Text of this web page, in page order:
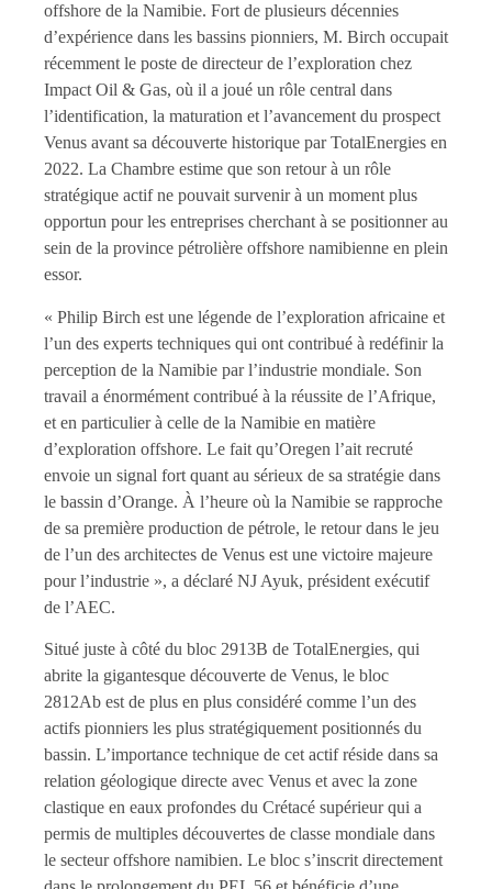
offshore de la Namibie. Fort de plusieurs décennies
d’expérience dans les bassins pionniers, M. Birch occupait
récemment le poste de directeur de l’exploration chez
Impact Oil & Gas, où il a joué un rôle central dans
l’identification, la maturation et l’avancement du prospect
Venus avant sa découverte historique par TotalEnergies en
2022. La Chambre estime que son retour à un rôle
stratégique actif ne pouvait survenir à un moment plus
opportun pour les entreprises cherchant à se positionner au
sein de la province pétrolière offshore namibienne en plein
essor.
« Philip Birch est une légende de l’exploration africaine et
l’un des experts techniques qui ont contribué à redéfinir la
perception de la Namibie par l’industrie mondiale. Son
travail a énormément contribué à la réussite de l’Afrique,
et en particulier à celle de la Namibie en matière
d’exploration offshore. Le fait qu’Oregen l’ait recruté
envoie un signal fort quant au sérieux de sa stratégie dans
le bassin d’Orange. À l’heure où la Namibie se rapproche
de sa première production de pétrole, le retour dans le jeu
de l’un des architectes de Venus est une victoire majeure
pour l’industrie », a déclaré NJ Ayuk, président exécutif
de l’AEC.
Situé juste à côté du bloc 2913B de TotalEnergies, qui
abrite la gigantesque découverte de Venus, le bloc
2812Ab est de plus en plus considéré comme l’un des
actifs pionniers les plus stratégiquement positionnés du
bassin. L’importance technique de cet actif réside dans sa
relation géologique directe avec Venus et avec la zone
clastique en eaux profondes du Crétacé supérieur qui a
permis de multiples découvertes de classe mondiale dans
le secteur offshore namibien. Le bloc s’inscrit directement